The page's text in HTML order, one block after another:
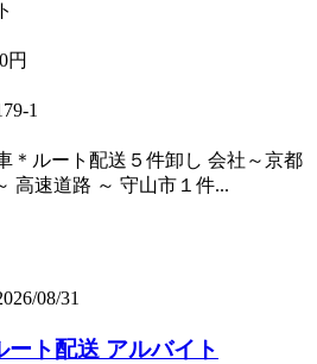
円
1
＊ルート配送５件卸し 会社～京都
高速道路 ～ 守山市１件...
08/31
ート配送 アルバイト